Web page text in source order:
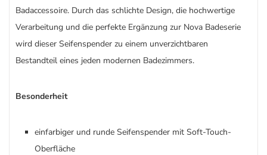
Badaccessoire. Durch das schlichte Design, die hochwertige
Verarbeitung und die perfekte Ergänzung zur Nova Badeserie
wird dieser Seifenspender zu einem unverzichtbaren
Bestandteil eines jeden modernen Badezimmers.
Besonderheit
einfarbiger und runde Seifenspender mit Soft-Touch-
Oberfläche